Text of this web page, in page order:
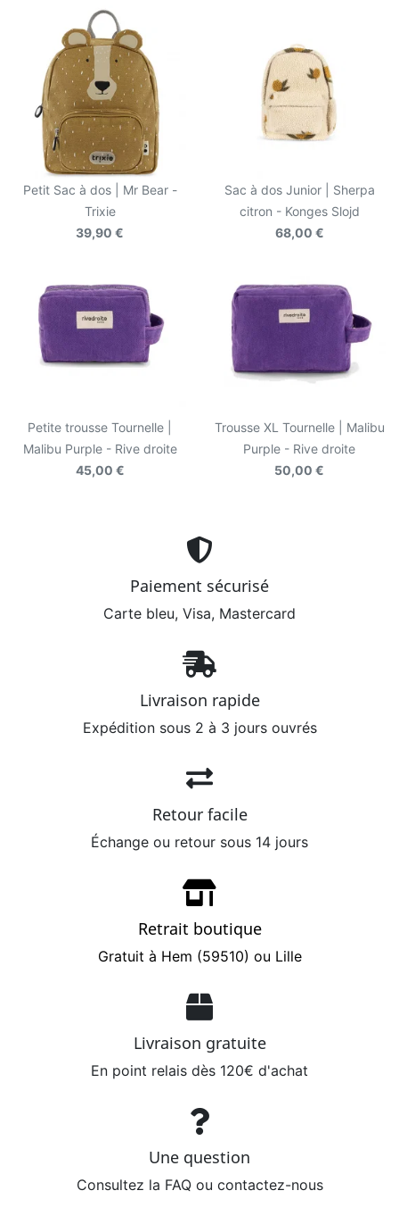
Petit Sac à dos | Mr Bear -
Trixie
39,90 €
Sac à dos Junior | Sherpa
citron - Konges Slojd
68,00 €
Petite trousse Tournelle |
Malibu Purple - Rive droite
45,00 €
Trousse XL Tournelle | Malibu
Purple - Rive droite
50,00 €
Paiement sécurisé
Carte bleu, Visa, Mastercard
Livraison rapide
Expédition sous 2 à 3 jours ouvrés
Retour facile
Échange ou retour sous 14 jours
Retrait boutique
Gratuit à Hem (59510) ou Lille
Livraison gratuite
En point relais dès 120€ d'achat
Une question
Consultez la FAQ ou contactez-nous